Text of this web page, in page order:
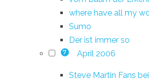
where have all my
Sumo
Der ist immer so
7 April 2006
Steve Martin Fans